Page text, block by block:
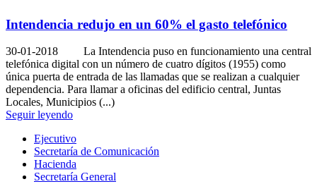
Intendencia redujo en un 60% el gasto telefónico
30-01-2018 La Intendencia puso en funcionamiento una central
telefónica digital con un número de cuatro dígitos (1955) como
única puerta de entrada de las llamadas que se realizan a cualquier
dependencia. Para llamar a oficinas del edificio central, Juntas
Locales, Municipios (...)
Seguir leyendo
Ejecutivo
Secretaría de Comunicación
Hacienda
Secretaría General